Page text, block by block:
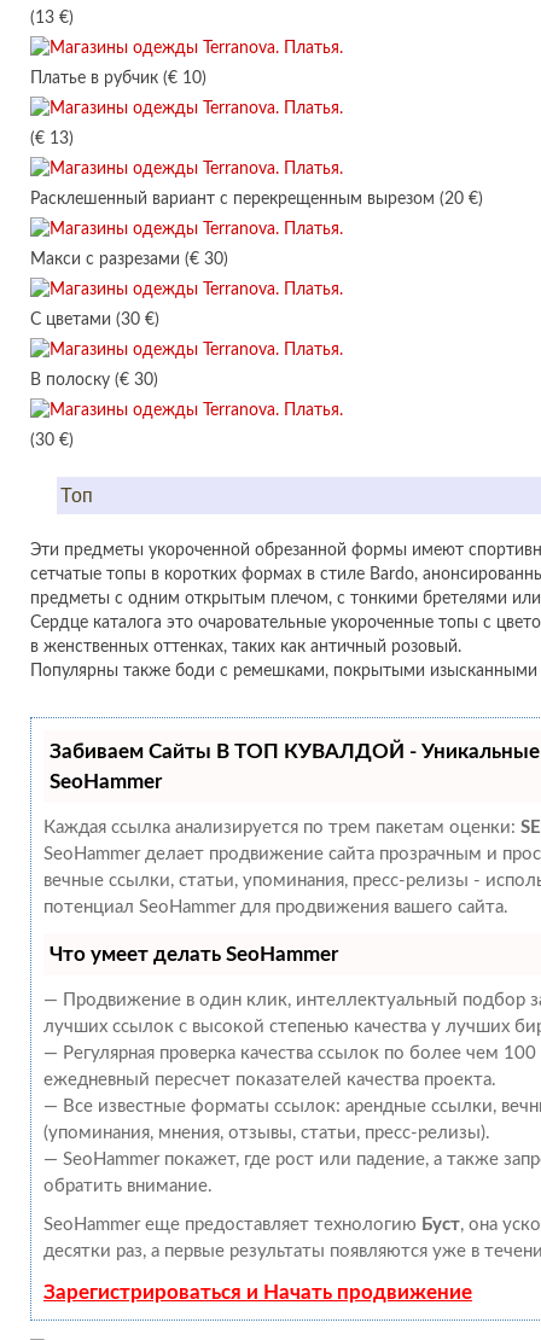
(13 €)
Платье в рубчик (€ 10)
(€ 13)
Расклешенный вариант с перекрещенным вырезом (20 €)
Макси с разрезами (€ 30)
С цветами (30 €)
В полоску (€ 30)
(30 €)
Топ
Эти предметы укороченной обрезанной формы имеют
сетчатые топы в коротких формах в стиле Bardo,
предметы с одним открытым плечом, с тонкими бретелями или
Сердце каталога это очаровательные укороченные топы с
в женственных оттенках, таких как античный розовый.
Популярны также боди с ремешками, покрытыми
Забиваем Сайты В ТОП КУВАЛДОЙ - Уникальные
SeoHammer
Каждая ссылка анализируется по трем пакетам оценки:
SeoHammer делает продвижение сайта прозрачным и
вечные ссылки, статьи, упоминания, пресс-релизы -
потенциал SeoHammer для продвижения вашего сайта.
Что умеет делать SeoHammer
— Продвижение в один клик, интеллектуальный подбор
лучших ссылок с высокой степенью качества у лучших
— Регулярная проверка качества ссылок по более чем
ежедневный пересчет показателей качества проекта.
— Все известные форматы ссылок: арендные ссылки,
(упоминания, мнения, отзывы, статьи, пресс-релизы).
— SeoHammer покажет, где рост или падение, а также
обратить внимание.
SeoHammer еще предоставляет технологию Буст, она
десятки раз, а первые результаты появляются уже в
Зарегистрироваться и Начать продвижение